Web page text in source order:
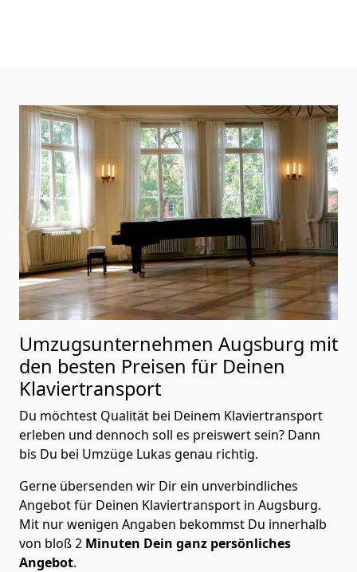
Umzugsunternehmen Augsburg mit
den besten Preisen für Deinen
Klaviertransport
Du möchtest Qualität bei Deinem Klaviertransport
erleben und dennoch soll es preiswert sein? Dann
bis Du bei Umzüge Lukas genau richtig.
Gerne übersenden wir Dir ein unverbindliches
Angebot für Deinen Klaviertransport in Augsburg.
Mit nur wenigen Angaben bekommst Du innerhalb
von bloß 2 Minuten Dein ganz persönliches
Angebot.